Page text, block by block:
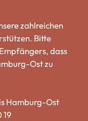
zahlreichen
Bitte
dass
Ost zu
Hamburg-Ost
19